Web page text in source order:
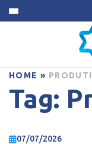
HOME »
Tag:
07/07/2026